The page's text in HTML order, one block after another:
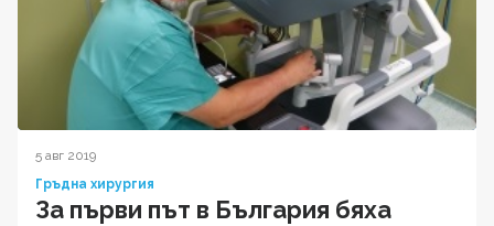
5 авг 2019
Гръдна хирургия
За първи път в България бяха